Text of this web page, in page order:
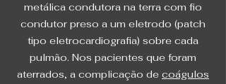
metálica condutora na terra com fio
condutor preso a um eletrodo (patch
tipo eletrocardiografia) sobre cada
pulmão. Nos pacientes que foram
aterrados, a complicação de coágulos